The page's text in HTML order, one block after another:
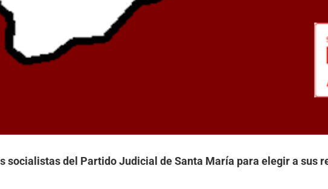
socialistas del Partido Judicial de Santa María para elegir a sus